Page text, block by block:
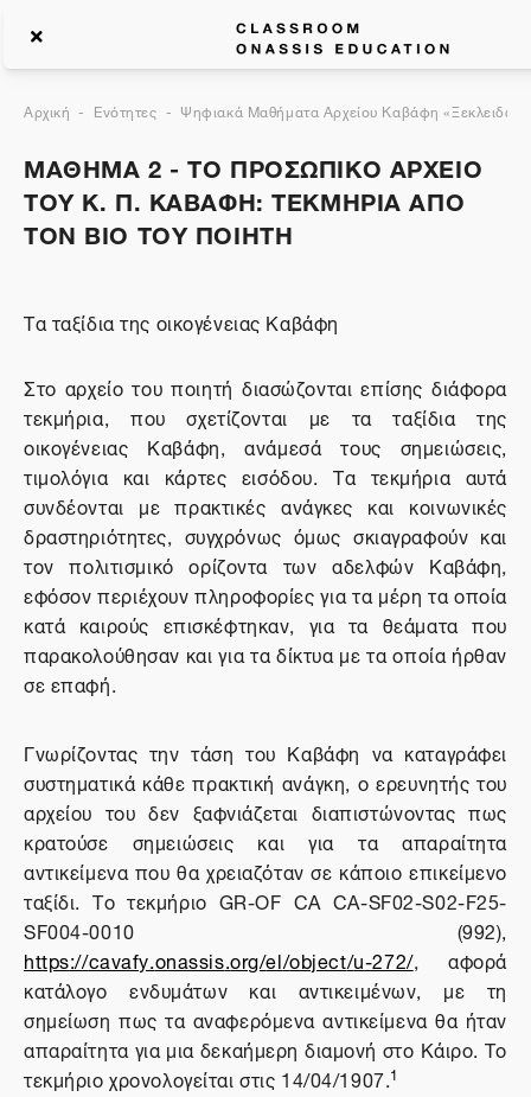
Αρχική Ενότητες Ψηφιακά Μαθήματα Αρχείου Καβάφη
ΜΑΘΗΜΑ 2 - ΤΟ ΠΡΟΣΩΠΙΚΟ ΑΡΧΕΙΟ
ΤΟΥ Κ. Π. ΚΑΒΑΦΗ: ΤΕΚΜΗΡΙΑ ΑΠΟ
ΤΟΝ ΒΙΟ ΤΟΥ ΠΟΙΗΤΗ
Τα ταξίδια της οικογένειας Καβάφη
Στο αρχείο του ποιητή διασώζονται επίσης διάφορα
τεκμήρια, που σχετίζονται με τα ταξίδια της
οικογένειας Καβάφη, ανάμεσά τους σημειώσεις,
τιμολόγια και κάρτες εισόδου. Τα τεκμήρια αυτά
συνδέονται με πρακτικές ανάγκες και κοινωνικές
δραστηριότητες, συγχρόνως όμως σκιαγραφούν και
τον πολιτισμικό ορίζοντα των αδελφών Καβάφη,
εφόσον περιέχουν πληροφορίες για τα μέρη τα οποία
κατά καιρούς επισκέφτηκαν, για τα θεάματα που
παρακολούθησαν και για τα δίκτυα με τα οποία ήρθαν
σε επαφή.
Γνωρίζοντας την τάση του Καβάφη να καταγράφει
συστηματικά κάθε πρακτική ανάγκη, ο ερευνητής του
αρχείου του δεν ξαφνιάζεται διαπιστώνοντας πως
κρατούσε σημειώσεις και για τα απαραίτητα
αντικείμενα που θα χρειαζόταν σε κάποιο επικείμενο
ταξίδι. Το τεκμήριο GR-OF CA CA-SF02-S02-F25-
SF004-0010 (992),
https://cavafy.onassis.org/el/object/u-272/, αφορά
κατάλογο ενδυμάτων και αντικειμένων, με τη
σημείωση πως τα αναφερόμενα αντικείμενα θα ήταν
απαραίτητα για μια δεκαήμερη διαμονή στο Κάιρο. Το
τεκμήριο χρονολογείται στις 14/04/1907.1